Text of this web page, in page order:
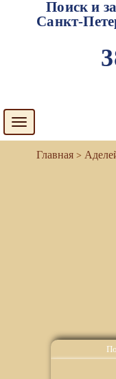
Поиск и
Санкт-
Toggle
navigation